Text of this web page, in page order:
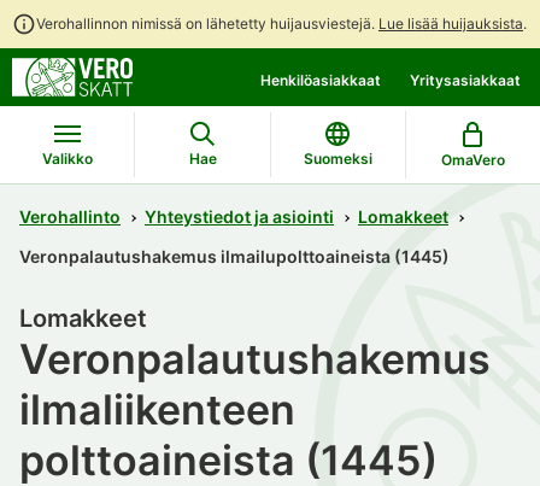
Verohallinnon nimissä on lähetetty huijausviestejä. Lue lisää huijauksista.
suoraan
sisältöön
koko
sivuston
hakuun
Henkilöasiakkaat Yritysasiakkaat
Valikko Hae Suomeksi OmaVero
Verohallinto Yhteystiedot ja asiointi
Lomakkeet
Veronpalautushakemus ilmailupolttoaineista (1445)
Veronpalautushakemus
ilmaliikenteen
polttoaineista (1445)
Lomakkeet